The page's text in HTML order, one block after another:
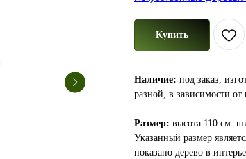
Купить
Наличие: под заказ,
разной, в зависимости
Размер: высота 110 см.
Указанный размер
показано дерево в